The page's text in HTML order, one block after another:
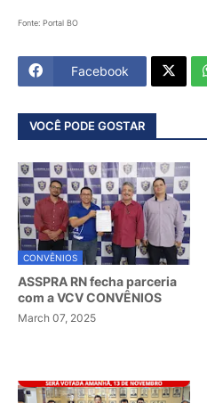
Fonte: Portal BO
Facebook
VOCÊ PODE GOSTAR
CONVÊNIOS
ASSPRA RN fecha parceria
com a VCV CONVÊNIOS
March 07, 2025